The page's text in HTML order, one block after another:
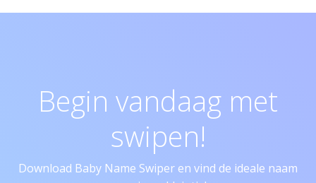
Begin vandaag met
swipen!
Download Baby Name Swiper en vind de ideale naam